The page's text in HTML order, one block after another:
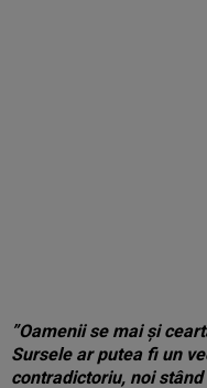
”Oamenii se mai și
Sursele ar putea fi un
contradictoriu, noi